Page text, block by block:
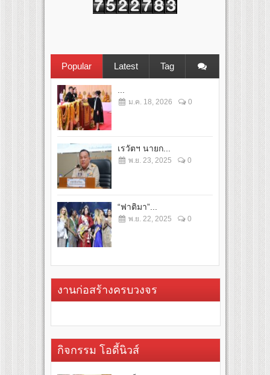
Popular Latest Tag
...
ม.ค. 18, 2026 0
เรวัตฯ นายก...
พ.ย. 23, 2025 0
“ฟาติมา”...
พ.ย. 22, 2025 0
งานก่อสร้างครบวงจร
กิจกรรม โอดี้นิวส์